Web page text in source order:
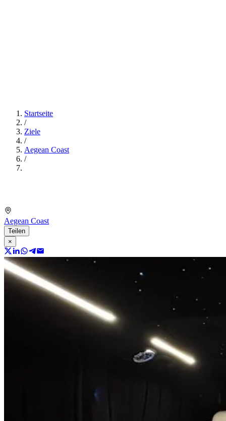
Startseite
/
Ziele
/
Aegean Coast
/
Aegean Coast
Teilen
×